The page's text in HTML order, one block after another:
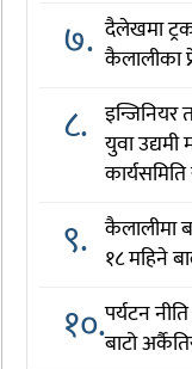
७. दैलेखमा
कैलालीका
८. इन्जिनियर
युवा उद्यमी
९. कैलालीमा
१८ महिने
१०.पर्यटन
बाटो